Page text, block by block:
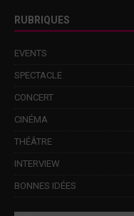
RUBRIQUES
EVENTS
SPECTACLE
CONCERT
CINÉMA
THÉÂTRE
INTERVIEW
BONNES IDÉES